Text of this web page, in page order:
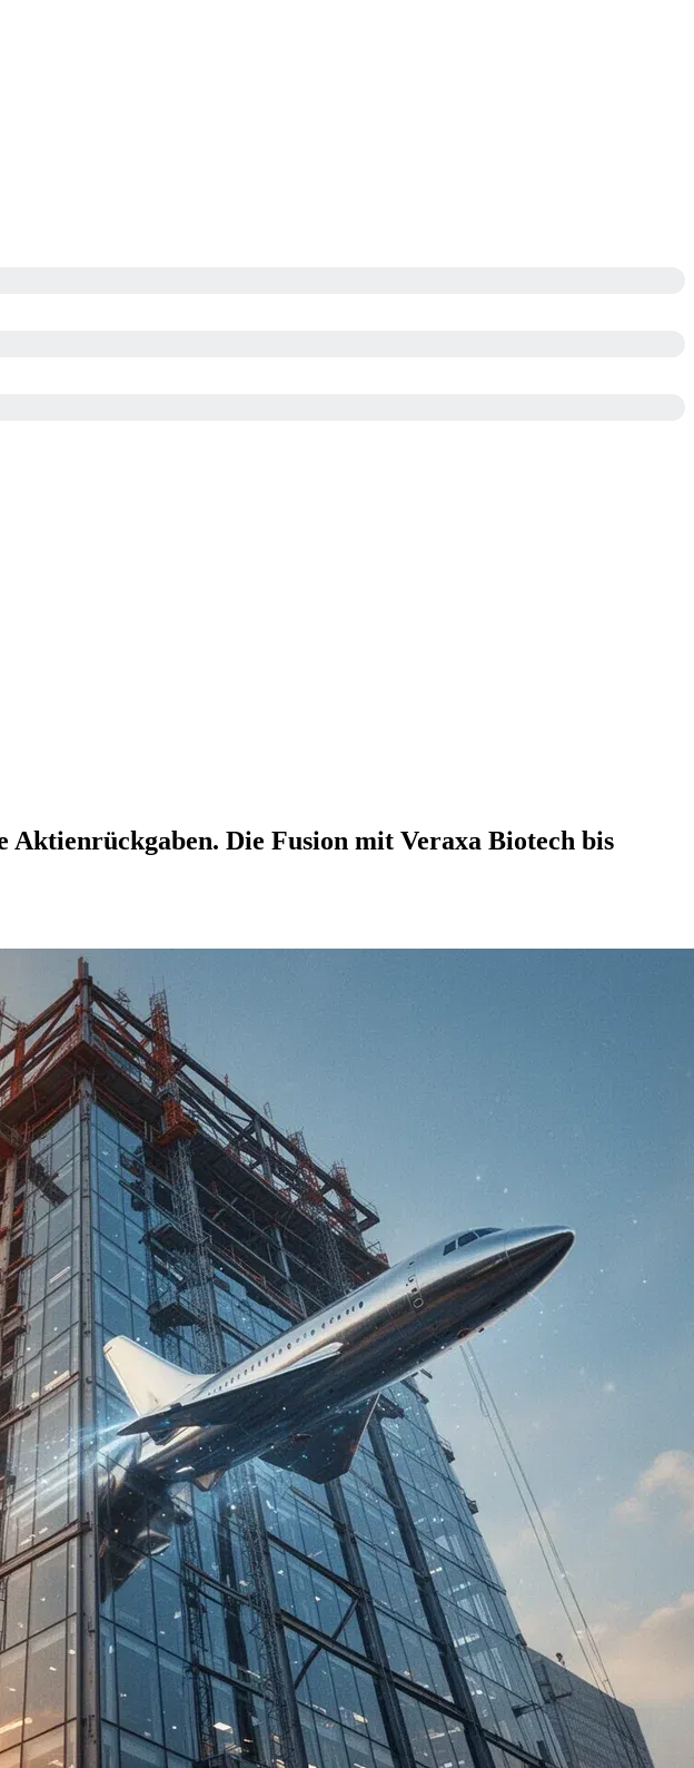
Aktienrückgaben. Die Fusion mit Veraxa Biotech bis